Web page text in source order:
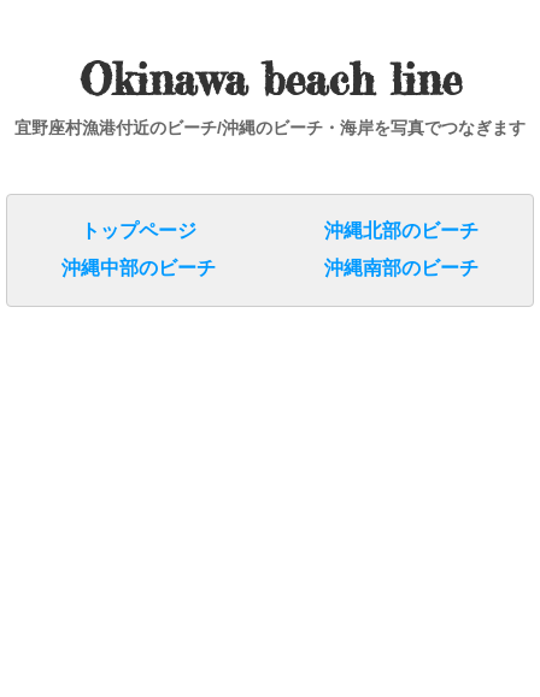
Okinawa beach line
宜野座村漁港付近のビーチ/沖縄のビーチ・海岸を写真でつなぎます
トップページ
沖縄北部のビーチ
沖縄中部のビーチ
沖縄南部のビーチ